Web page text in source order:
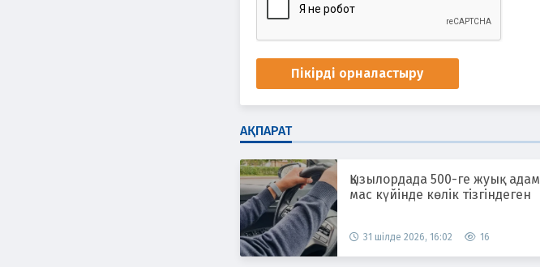
Пікірді орналастыру
АҚПАРАТ
Қызылордада 500-ге жуық адам
мас күйінде көлік тізгіндеген
31 шілде 2026, 16:02 16